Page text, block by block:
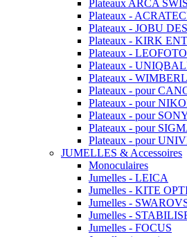
Plateaux ARCA
Plateaux -
Plateaux - JOBU
Plateaux - KIRK
Plateaux - LEOFOTO
Plateaux -
Plateaux -
Plateaux - pour
Plateaux - pour
Plateaux - pour
Plateaux - pour
Plateaux - pour
JUMELLES & Accessoires
Monoculaires
Jumelles - LEICA
Jumelles - KITE
Jumelles -
Jumelles -
Jumelles - FOCUS